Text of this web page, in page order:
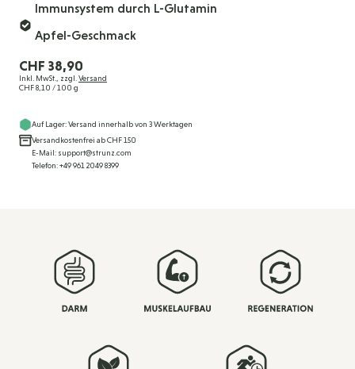
Immunsystem durch L-Glutamin
Apfel-Geschmack
CHF 38,90
Inkl. MwSt., zzgl. Versand
CHF 8,10 / 100 g
Auf Lager: Versand innerhalb von 3 Werktagen
Versandkostenfrei ab CHF 150
E-Mail: support@strunz.com
Telefon: +49 961 2049 8399